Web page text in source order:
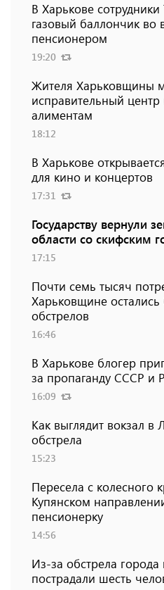
В Харькове
газовый баллончик во
пенсионером
19:20
Жителя Харьковщины
исправительный центр
алиментам
18:12
В Харькове
для кино и концертов
17:31
Государству вернули
области со скифским
17:15
Почти семь тысяч
Харьковщине остались
обстрелов
16:46
В Харькове блогер
за пропаганду СССР и
16:09
Как выглядит вокзал в
обстрела
15:23
Пересела с колесного
Купянском
пенсионерку
14:56
Из-за обстрела
пострадали шесть